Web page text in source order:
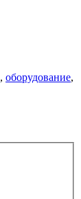
, оборудование,